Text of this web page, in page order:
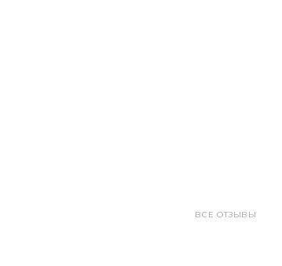
ВСЕ ОТЗЫВЫ